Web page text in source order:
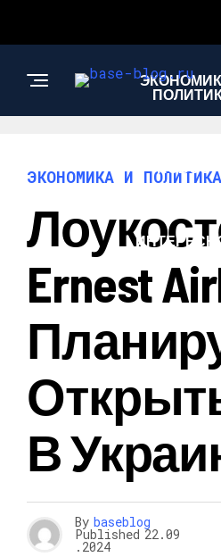
НОВОСТИ
ЭКОНОМИКА И ПОЛИТИКА
Ernest
В
By baseblog
Published 22.09
.2024